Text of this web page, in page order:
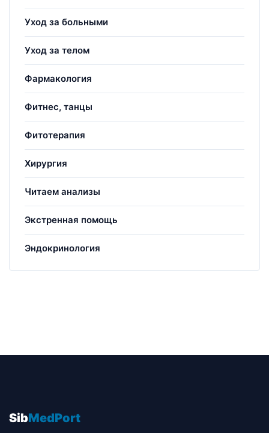
Уход за больными
Уход за телом
Фармакология
Фитнес, танцы
Фитотерапия
Хирургия
Читаем анализы
Экстренная помощь
Эндокринология
SibMedPort